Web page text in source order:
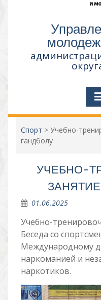
Спорт > Учебно-
гандболу
УЧЕБНО-
01.06.2025
Учебно-
Беседа со
Международному
наркоманией и
наркотиков.